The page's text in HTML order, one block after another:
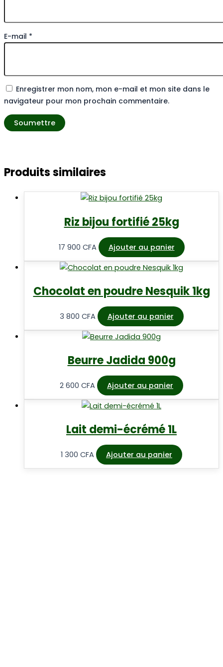
E-mail *
Enregistrer mon nom, mon e-mail et mon site dans le
navigateur pour mon prochain commentaire.
Produits similaires
Riz bijou fortifié 25kg
17 900 CFA Ajouter au panier
Chocolat en poudre Nesquik 1kg
3 800 CFA Ajouter au panier
Beurre Jadida 900g
2 600 CFA Ajouter au panier
Lait demi-écrémé 1L
1 300 CFA Ajouter au panier